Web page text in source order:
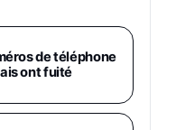
Ultra, Smartphone
512 Go,
25W Inclus,
Noir, Version FR
de téléphone
ont fuité